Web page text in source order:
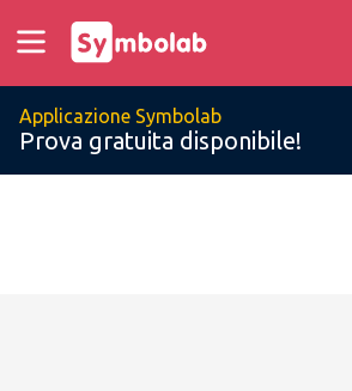
Applicazione Symbolab
Prova gratuita disponibile!